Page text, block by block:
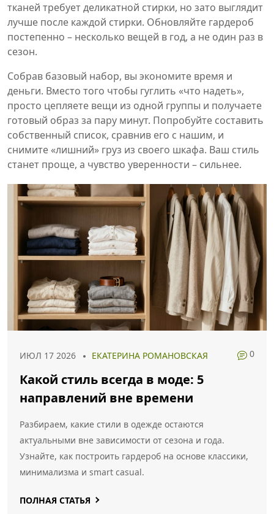
тканей требует деликатной стирки, но зато выглядит
лучше после каждой стирки. Обновляйте гардероб
постепенно – несколько вещей в год, а не один раз в
сезон.
Собрав базовый набор, вы экономите время и
деньги. Вместо того чтобы гуглить «что надеть»,
просто цепляете вещи из одной группы и получаете
готовый образ за пару минут. Попробуйте составить
собственный список, сравнив его с нашим, и
снимите «лишний» груз из своего шкафа. Ваш стиль
станет проще, а чувство уверенности – сильнее.
ИЮЛ 17 2026 ЕКАТЕРИНА РОМАНОВСКАЯ 0
Какой стиль всегда в моде: 5
направлений вне времени
Разбираем, какие стили в одежде остаются
актуальными вне зависимости от сезона и года.
Узнайте, как построить гардероб на основе классики,
минимализма и smart casual.
ПОЛНАЯ СТАТЬЯ